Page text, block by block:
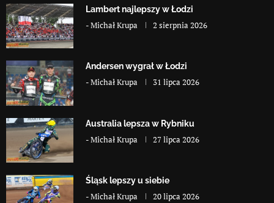
Lambert najlepszy w Łodzi
-Michał Krupa 2 sierpnia 2026
Andersen wygrał w Łodzi
-Michał Krupa 31 lipca 2026
Australia lepsza w Rybniku
-Michał Krupa 27 lipca 2026
Śląsk lepszy u siebie
-Michał Krupa 20 lipca 2026